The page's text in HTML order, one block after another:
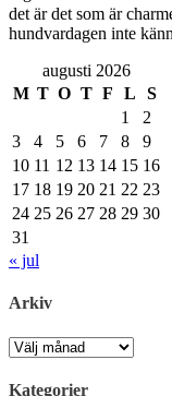
det är det som är
hundvardagen inte
augusti 2026
M T O T F L
S
1
2
3
4 5 6 7 8
9
10 11 12 13 14 15 16
17 18 19 20 21 22 23
24 25 26 27 28 29 30
31
« jul
Arkiv
Arkiv
Kategorier